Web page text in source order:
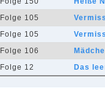
Folge 105
Folge 105
Folge 106
Folge 12
Das